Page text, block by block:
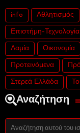
info Αθλητισμός
Επιστήμη-Τεχνολογία
Λαμία Οικονομία
Προτεινόμενα
Στερεά Ελλάδα
Αναζήτηση